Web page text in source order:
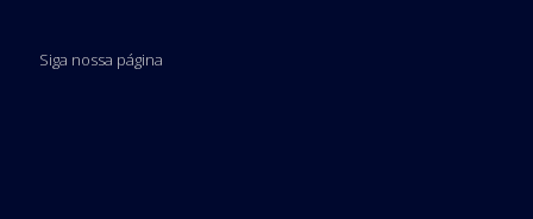
Siga nossa página